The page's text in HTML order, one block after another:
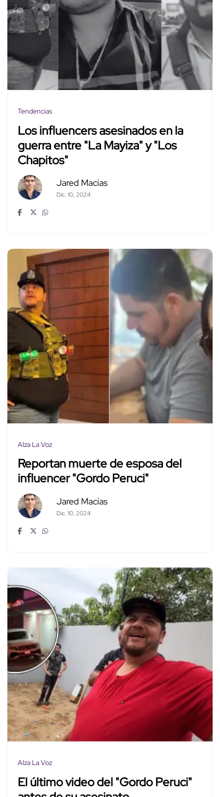
Tendencias
Los influencers asesinados en la
guerra entre "La Mayiza" y "Los
Chapitos"
Jared Macías
Dic. 10, 2024
Alza La Voz
Reportan muerte de esposa del
influencer "Gordo Peruci"
Jared Macías
Dic. 10, 2024
Alza La Voz
El último video del "Gordo Peruci"